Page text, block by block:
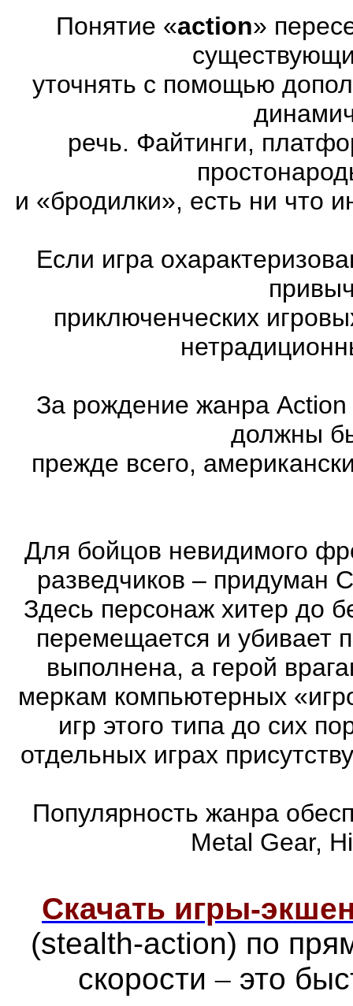
Понятие «action»
уточнять с помощью
речь. Файтинги,
и «бродилки», есть ни что
Если игра
приключенческих
За рождение жанра
должны
прежде всего,
Для бойцов невидимого
разведчиков – придуман
Здесь персонаж хитер до
перемещается и убивает
выполнена, а герой
меркам компьютерных
игр этого типа до сих
отдельных играх
Популярность жанра
Metal Gear,
Скачать игры-
(stealth-action) по
скорости– это